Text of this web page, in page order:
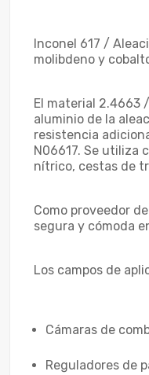
Inconel 617 /
molibdeno y
El material 2.4663
aluminio de la
resistencia
N06617. Se utiliza
nítrico, cestas de
Como proveedor
segura y cómoda
Los campos de
Cámaras de
Reguladores de